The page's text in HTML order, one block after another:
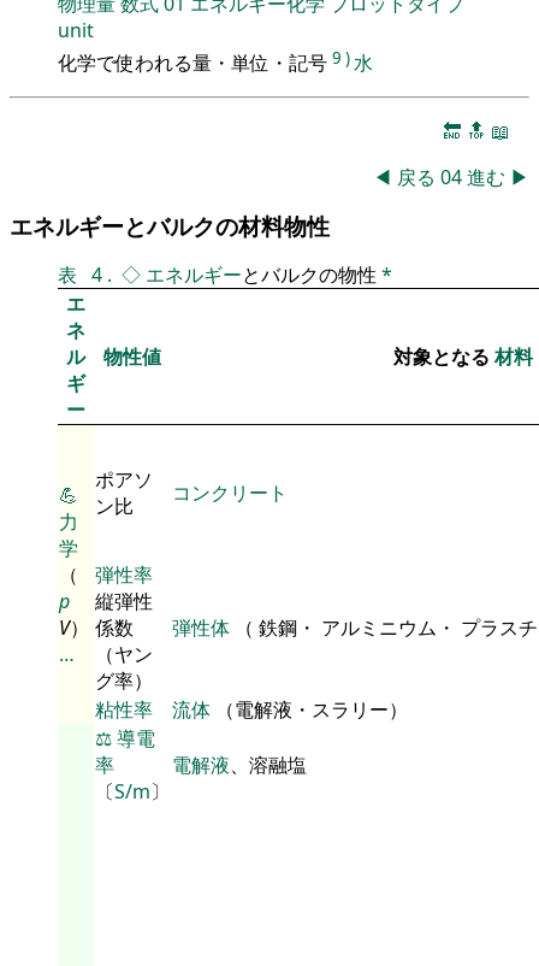
unit
化学で使われる量・単位・記号 9 )水
🔚 🔝 📖
◀ 戻る 04進む ▶
エネルギーとバルクの材料物性
表 4 . ◇ エネルギーとバルクの物性 *
エ
ネ
ル
ギ
ー
物性値 対象となる材料
💪
力
学
（
p
V）
…
ポアソ
ン比
コンクリート
弾性率
縦弾性
係数
（ヤン
グ率）
弾性体 （ 鉄鋼・ アルミニウム・ プラス
粘性率 流体 （電解液・スラリー）
⚖️導電
率
〔S/m〕
電解液、溶融塩